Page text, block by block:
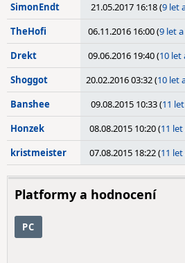
SimonEndt 21.05.2017 16:18 (9 let
TheHofi 06.11.2016 16:00 (9 let
Drekt 09.06.2016 19:40 (10 let
Shoggot 20.02.2016 03:32 (10 let
Banshee 09.08.2015 10:33 (11
Honzek 08.08.2015 10:20 (11 let
kristmeister 07.08.2015 18:22 (11 let
Platformy a hodnocení
PC